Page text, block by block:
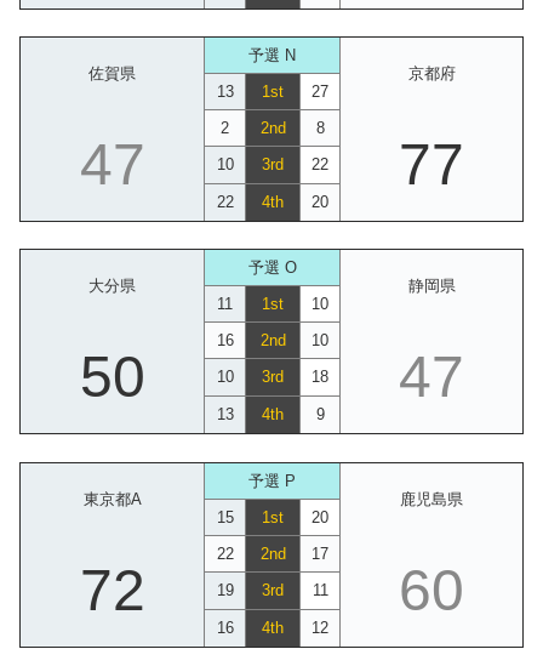
佐賀県
予選 N
京都府
13
1st 27
47
2 2nd 8
77
10 3rd 22
22 4th 20
大分県
予選 O
静岡県
11
1st 10
50
16 2nd 10
47
10 3rd 18
13 4th 9
東京都A
予選 P
鹿児島県
15
1st 20
72
22 2nd 17
60
19 3rd 11
16 4th 12